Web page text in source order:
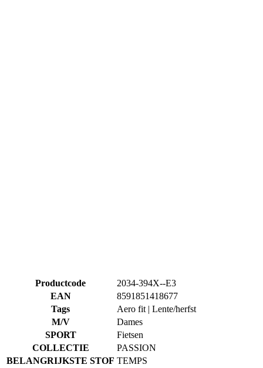
Productcode
2034-394X--E3
EAN
8591851418677
Tags
Aero fit | Lente/herfst
M/V
Dames
SPORT
Fietsen
COLLECTIE
PASSION
BELANGRIJKSTE STOF TEMPS